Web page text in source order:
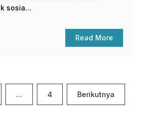
sosia...
Read More
… 4 Berikutnya